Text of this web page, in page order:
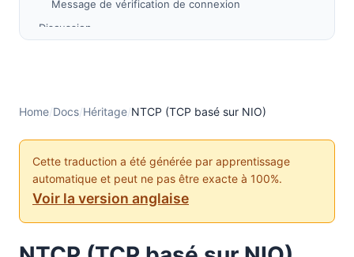
Message de vérification de connexion
Discussion
Home/Docs/Héritage/NTCP (TCP basé sur NIO)
Cette traduction a été générée par apprentissage
automatique et peut ne pas être exacte à 100%.
Voir la version anglaise